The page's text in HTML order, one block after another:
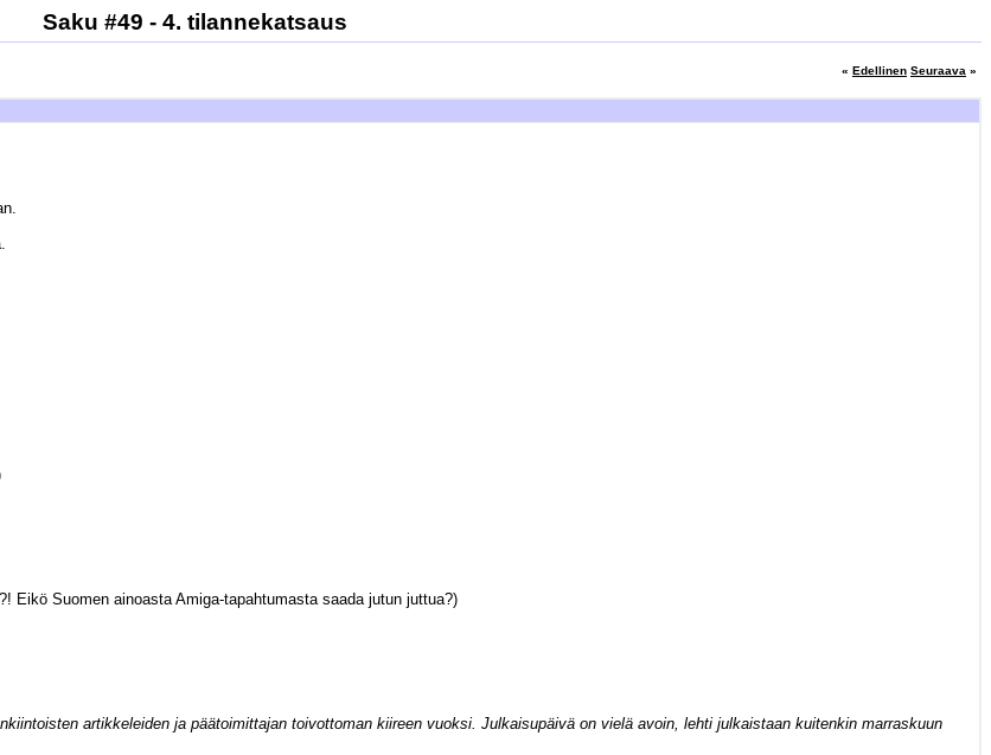
Saku #49 - 4. tilannekatsaus
« Edellinen Seuraava »
Eikö Suomen ainoasta Amiga-tapahtumasta saada jutun juttua?)
artikkeleiden ja päätoimittajan toivottoman kiireen vuoksi. Julkaisupäivä on vielä avoin, lehti julkaistaan kuitenkin marraskuun